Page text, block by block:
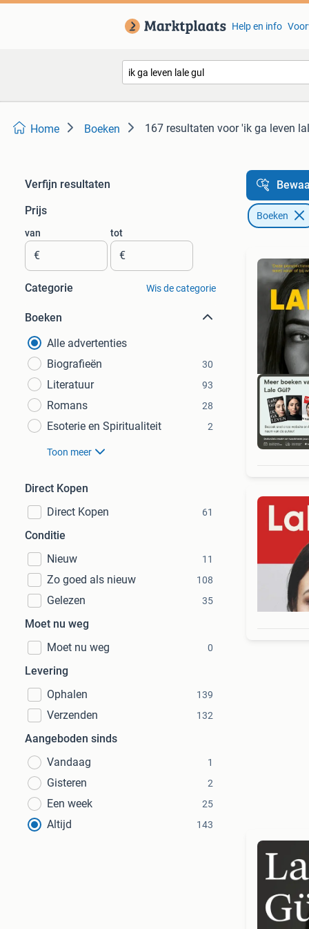
Help en info
Home Boeken 167 resultaten voor 'ik ga leven
Verfijn resultaten
Prijs
van
€
tot
€
Categorie Wis de categorie
Boeken
Alle advertenties
Biografieën
30
Literatuur 93
Romans 28
Esoterie en Spiritualiteit 2
Toon meer
Direct Kopen
Direct Kopen
61
Conditie
Nieuw
11
Zo goed als nieuw 108
Gelezen 35
Moet nu weg
Moet nu weg
0
Levering
Ophalen
139
Verzenden 132
Aangeboden sinds
Vandaag
1
Gisteren 2
Een week 25
Altijd 143
Boeken